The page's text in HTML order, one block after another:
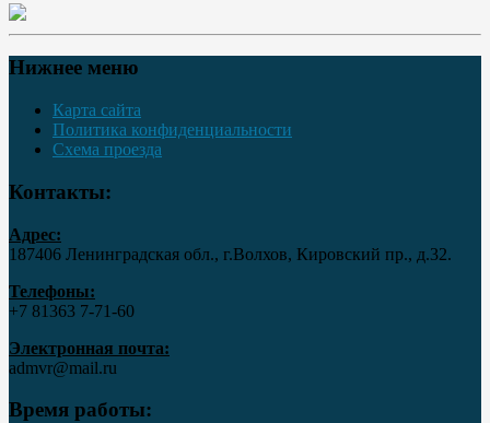
Нижнее меню
Карта сайта
Политика конфиденциальности
Схема проезда
Контакты:
Адрес:
187406 Ленинградская обл., г.Волхов, Кировский пр., д.32.
Телефоны:
+7 81363 7‑71-60
Электронная почта:
admvr@mail.ru
Время работы: